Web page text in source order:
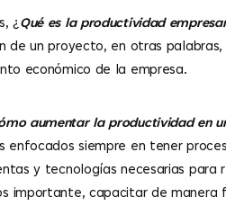
¿Qué es la productividad
de un proyecto, en otras
económico de la empresa.
aumentar la productividad en
enfocados siempre en tener
y tecnologías necesarias para
importante, capacitar de manera